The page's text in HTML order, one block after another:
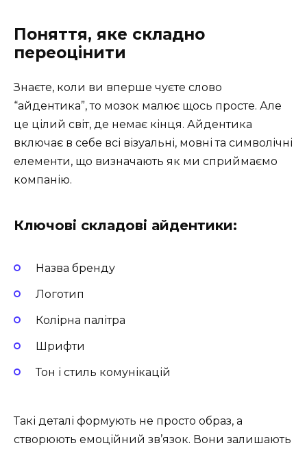
Поняття, яке складно
переоцінити
Знаєте, коли ви вперше чуєте слово
“айдентика”, то мозок малює щось просте. Але
це цілий світ, де немає кінця. Айдентика
включає в себе всі візуальні, мовні та символічні
елементи, що визначають як ми сприймаємо
компанію.
Ключові складові айдентики:
Назва бренду
Логотип
Колірна палітра
Шрифти
Тон і стиль комунікацій
Такі деталі формують не просто образ, а
створюють емоційний зв’язок. Вони залишають